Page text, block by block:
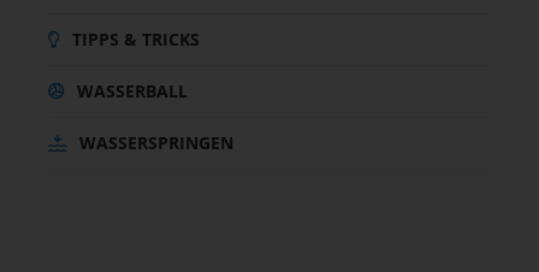
TIPPS & TRICKS
WASSERBALL
WASSERSPRINGEN